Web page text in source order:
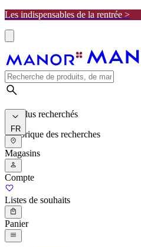
Les indispensables de la rentrée >
Les plus recherchés
Historique des recherches
FR
Magasins
Compte
Listes de souhaits
Panier